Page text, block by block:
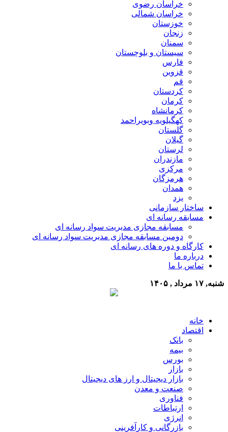
خراسان رضوی
خراسان شمالی
خوزستان
زنجان
سمنان
سیستان و بلوچستان
فارس
قزوین
قم
کردستان
کرمان
کرمانشاه
کهگیلویه وبویراحمد
گلستان
گیلان
لرستان
مازندران
مرکزی
هرمزگان
همدان
یزد
ساختار سازمانی
مسابقه رسانه ای
مسابقه مجازی مدیریت سواد رسانه ای
دومین مسابقه مجازی مدیریت سواد رسانه ای
کارگاه و دوره های رسانه ای
درباره ما
تماس با ما
شنبه, ۱۷ مرداد , ۱۴۰۵
خانه
اقتصاد
بانک
بیمه
بورس
بازار
بازار دیجیتال و ارز های دیجیتال
صنعت و معدن
فناوری
ارتباطات
انرژی
بازرگانی و کارآفرینی